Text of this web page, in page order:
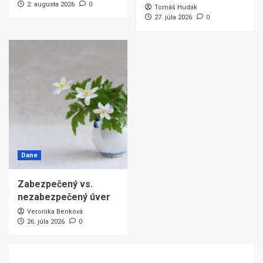
2. augusta 2026
0
Tomáš Hudák
27. júla 2026
0
Dane
Zabezpečený vs.
nezabezpečený úver
Veronika Benková
26. júla 2026
0